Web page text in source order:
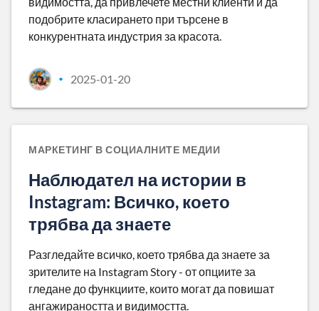
подобрите класирането при търсене в
конкурентната индустрия за красота.
• 2025-01-20
МАРКЕТИНГ В СОЦИАЛНИТЕ МЕДИИ
Наблюдател на истории в
Instagram: Всичко, което
трябва да знаете
Разгледайте всичко, което трябва да знаете за
зрителите на Instagram Story - от опциите за
гледане до функциите, които могат да повишат
ангажираността и видимостта.